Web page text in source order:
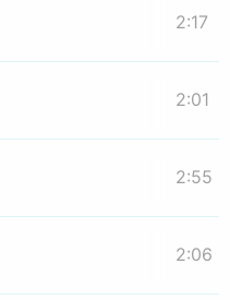
2:17
2:01
2:55
2:06